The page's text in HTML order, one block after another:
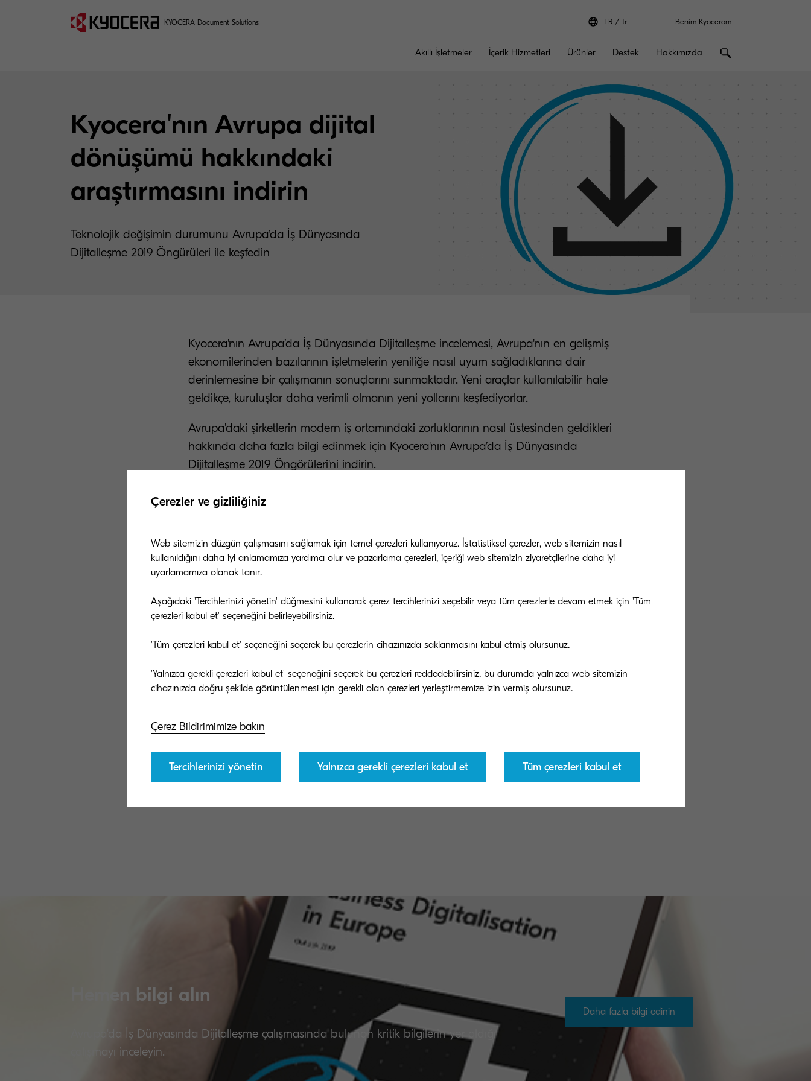
KYOCERA Document Solutions TR tr Benim Kyoceram
Akıllı İşletmeler İçerik Hizmetleri Ürünler Destek Hakkımızda
Kyocera'nın Avrupa dijital
dönüşümü hakkındaki
araştırmasını indirin
Teknolojik değişimin durumunu Avrupa’da İş Dünyasında
Dijitalleşme 2019 Öngürüleri ile keşfedin
Kyocera'nın Avrupa’da İş Dünyasında Dijitalleşme incelemesi, Avrupa'nın en gelişmiş
ekonomilerinden bazılarının işletmelerin yeniliğe nasıl uyum sağladıklarına dair
derinlemesine bir çalışmanın sonuçlarını sunmaktadır. Yeni araçlar kullanılabilir hale
geldikçe, kuruluşlar daha verimli olmanın yeni yollarını keşfediyorlar.
Avrupa'daki şirketlerin modern iş ortamındaki zorluklarının nasıl üstesinden geldikleri
hakkında daha fazla bilgi edinmek için Kyocera'nın Avrupa’da İş Dünyasında
Dijitalleşme 2019 Öngörüleri'ni indirin.
Hemen bilgi alın
Avrupa'da İş Dünyasında Dijitalleşme çalışmasında bulunan kritik bilgilerin yer aldığı
çalışmayı inceleyin.
Daha fazla bilgi edinin
Çerezler ve gizliliğiniz
Web sitemizin düzgün çalışmasını sağlamak için temel çerezleri kullanıyoruz. İstatistiksel çerezler, web sitemizin nasıl
kullanıldığını daha iyi anlamamıza yardımcı olur ve pazarlama çerezleri, içeriği web sitemizin ziyaretçilerine daha iyi
uyarlamamıza olanak tanır.
Aşağıdaki 'Tercihlerinizi yönetin' düğmesini kullanarak çerez tercihlerinizi seçebilir veya tüm çerezlerle devam etmek için 'Tüm
çerezleri kabul et' seçeneğini belirleyebilirsiniz.
'Tüm çerezleri kabul et' seçeneğini seçerek bu çerezlerin cihazınızda saklanmasını kabul etmiş olursunuz.
'Yalnızca gerekli çerezleri kabul et' seçeneğini seçerek bu çerezleri reddedebilirsiniz, bu durumda yalnızca web sitemizin
cihazınızda doğru şekilde görüntülenmesi için gerekli olan çerezleri yerleştirmemize izin vermiş olursunuz.
Çerez Bildirimimize bakın
Tercihlerinizi yönetin Yalnızca gerekli çerezleri kabul et Tüm çerezleri kabul et